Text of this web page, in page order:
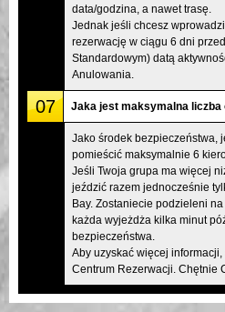
data/godzina, a nawet trasę.
Jednak jeśli chcesz
rezerwację w ciągu 6 dni
Standardowym) datą
Anulowania.
07 Jaka jest maksymalna liczba
Jako środek bezpieczeństwa,
pomieścić maksymalnie 6
Jeśli Twoja grupa ma więcej
jeździć razem jednocześnie
Bay. Zostaniecie podzieleni
każda wyjeżdża kilka minut
bezpieczeństwa.
Aby uzyskać więcej
Centrum Rezerwacji. Chętnie